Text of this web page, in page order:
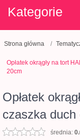
Kategorie
Strona główna
Opłatek okrągły na tort
20cm
Opłatek
czaszka
średnia: